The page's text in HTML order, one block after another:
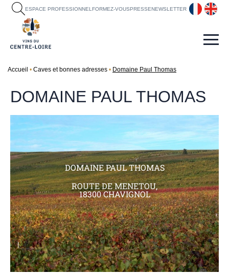
ESPACE PROFESSIONNEL FORMEZ-VOUSPRESSENEWSLETTER fr en
Accueil Caves et bonnes adresses Domaine Paul Thomas
DOMAINE PAUL THOMAS
DOMAINE PAUL THOMAS
ROUTE DE MENETOU,
18300 CHAVIGNOL